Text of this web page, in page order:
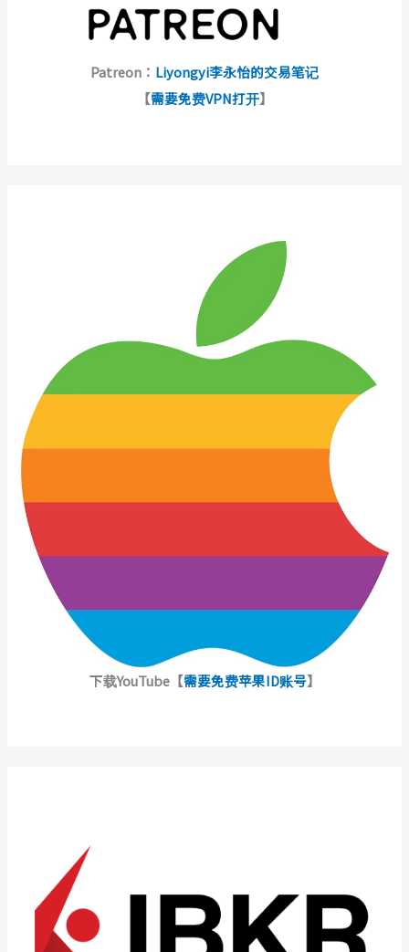
Patreon： Liyongyi李永怡的交易笔记
【需要免费VPN打开】
下载YouTube【需要免费苹果ID账号】